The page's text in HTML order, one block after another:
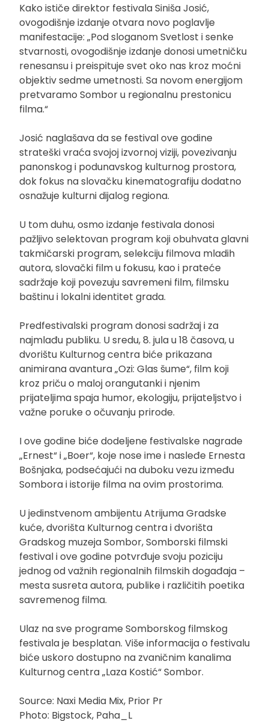
Kako ističe direktor festivala Siniša Josić,
ovogodišnje izdanje otvara novo poglavlje
manifestacije: „Pod sloganom Svetlost i senke
stvarnosti, ovogodišnje izdanje donosi umetničku
renesansu i preispituje svet oko nas kroz moćni
objektiv sedme umetnosti. Sa novom energijom
pretvaramo Sombor u regionalnu prestonicu
filma.“
Josić naglašava da se festival ove godine
strateški vraća svojoj izvornoj viziji, povezivanju
panonskog i podunavskog kulturnog prostora,
dok fokus na slovačku kinematografiju dodatno
osnažuje kulturni dijalog regiona.
U tom duhu, osmo izdanje festivala donosi
pažljivo selektovan program koji obuhvata glavni
takmičarski program, selekciju filmova mladih
autora, slovački film u fokusu, kao i prateće
sadržaje koji povezuju savremeni film, filmsku
baštinu i lokalni identitet grada.
Predfestivalski program donosi sadržaj i za
najmlađu publiku. U sredu, 8. jula u 18 časova, u
dvorištu Kulturnog centra biće prikazana
animirana avantura „Ozi: Glas šume“, film koji
kroz priču o maloj orangutanki i njenim
prijateljima spaja humor, ekologiju, prijateljstvo i
važne poruke o očuvanju prirode.
I ove godine biće dodeljene festivalske nagrade
„Ernest“ i „Boer“, koje nose ime i nasleđe Ernesta
Bošnjaka, podsećajući na duboku vezu između
Sombora i istorije filma na ovim prostorima.
U jedinstvenom ambijentu Atrijuma Gradske
kuće, dvorišta Kulturnog centra i dvorišta
Gradskog muzeja Sombor, Somborski filmski
festival i ove godine potvrđuje svoju poziciju
jednog od važnih regionalnih filmskih događaja –
mesta susreta autora, publike i različitih poetika
savremenog filma.
Ulaz na sve programe Somborskog filmskog
festivala je besplatan. Više informacija o festivalu
biće uskoro dostupno na zvaničnim kanalima
Kulturnog centra „Laza Kostić“ Sombor.
Source: Naxi Media Mix, Prior Pr
Photo: Bigstock, Paha_L